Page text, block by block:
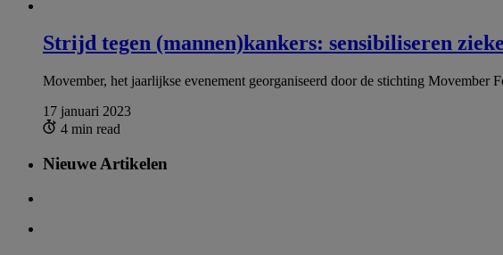
Strijd tegen (mannen)kankers: sensibiliseren
Movember, het jaarlijkse evenement georganiseerd door de stichting
17 januari 2023
4 min read
Nieuwe Artikelen